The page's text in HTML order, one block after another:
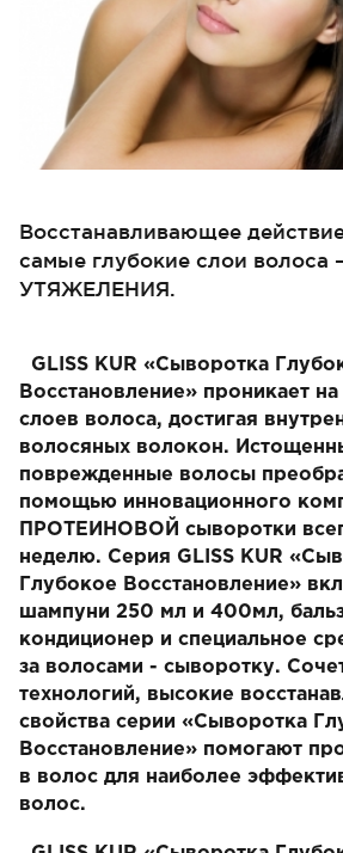
Восстанавливающее
самые глубокие слои волоса
УТЯЖЕЛЕНИЯ.
GLISS KUR «Сыворотка
Восстановление» проникает на
слоев волоса, достигая
волосяных волокон.
поврежденные волосы
помощью инновационного
ПРОТЕИНОВОЙ сыворотки
неделю. Серия GLISS KUR
Глубокое Восстановление»
шампуни 250 мл и 400мл,
кондиционер и специальное
за волосами - сыворотку.
технологий, высокие
свойства серии «Сыворотка
Восстановление» помогают
в волос для наиболее
волос.